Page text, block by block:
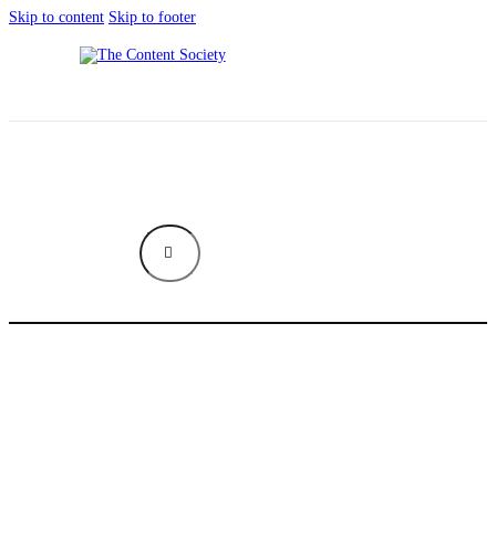
Skip to content Skip to footer